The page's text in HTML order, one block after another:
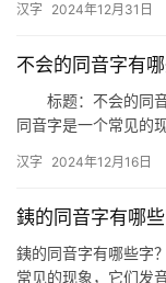
水泵…
汉字 2024年12月31日
不会的同音字有
标题：不会的同
同音字是一个常见的
探…
汉字 2024年12月16日
銕的同音字有哪
銕的同音字有哪些
常见的现象，它们发